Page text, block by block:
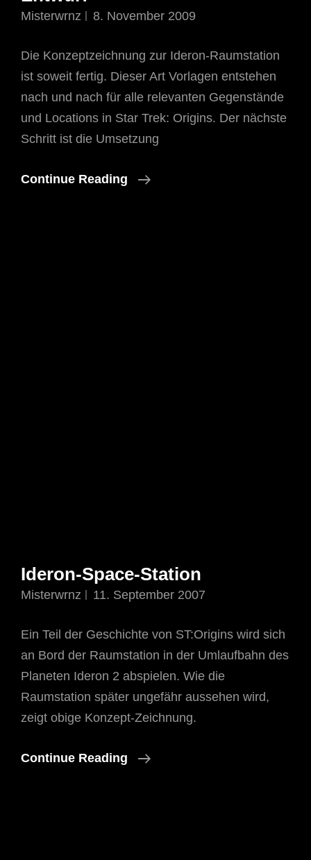
Misterwrnz 8. November 2009
Die Konzeptzeichnung zur Ideron-Raumstation
ist soweit fertig. Dieser Art Vorlagen entstehen
nach und nach für alle relevanten Gegenstände
und Locations in Star Trek: Origins. Der nächste
Schritt ist die Umsetzung
Continue Reading
Ideron
Ideron-Space-Station
Misterwrnz 11. September 2007
Ein Teil der Geschichte von ST:Origins wird sich
an Bord der Raumstation in der Umlaufbahn des
Planeten Ideron 2 abspielen. Wie die
Raumstation später ungefähr aussehen wird,
zeigt obige Konzept-Zeichnung.
Continue Reading
Ideron-